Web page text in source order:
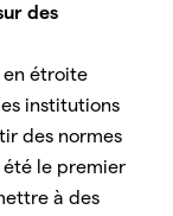
des
en étroite
institutions
des normes
été le premier
à des